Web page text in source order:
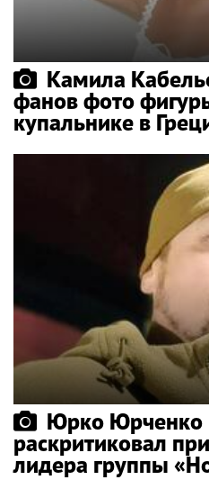
Камила
фанов фото
купальнике в
Юрко Юрченко
раскритиковал
лидера группы